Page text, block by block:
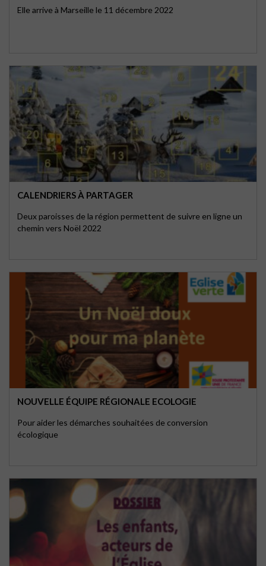
Elle arrive à Marseille le 11 décembre 2022
CALENDRIERS À PARTAGER
Deux paroisses de la région permettent de suivre en ligne un
chemin vers Noël 2022
NOUVELLE ÉQUIPE RÉGIONALE ECOLOGIE
Pour aider les démarches souhaitées de conversion
écologique